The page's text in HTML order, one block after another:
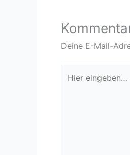
Deine E-Mail-
eingeben…